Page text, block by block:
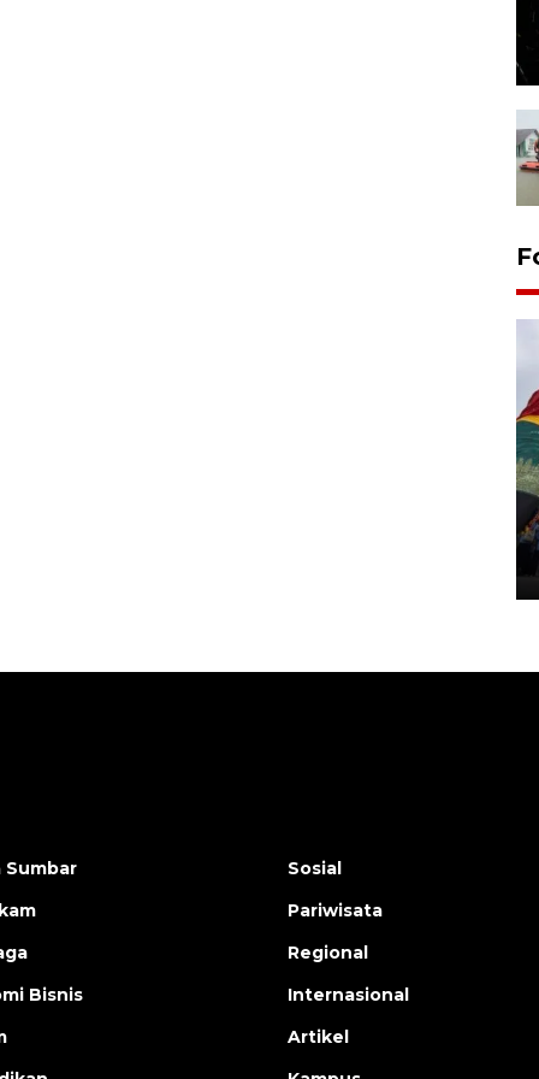
Bisnis
Sosial
Pariwisata
Regional
Internasional
Artikel